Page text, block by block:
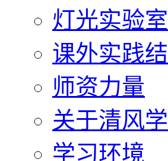
灯光实验室
课外实践
师资力量
关于清风
学习环境